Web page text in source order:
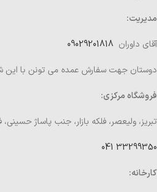
مدیریت:
آقای داوران
دوستان جهت سفارش عمده می تونن با این
فروشگاه مرکزی:
تبریز، ولیعصر، فلکه بازار، جنب پاساژ حسینی،
33299350 041
کارخانه: